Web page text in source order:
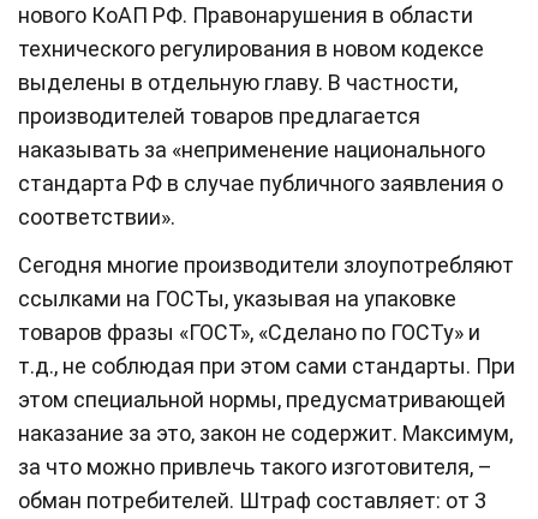
нового КоАП РФ. Правонарушения в области
технического регулирования в новом кодексе
выделены в отдельную главу. В частности,
производителей товаров предлагается
наказывать за «неприменение национального
стандарта РФ в случае публичного заявления о
соответствии».
Сегодня многие производители злоупотребляют
ссылками на ГОСТы, указывая на упаковке
товаров фразы «ГОСТ», «Сделано по ГОСТу» и
т.д., не соблюдая при этом сами стандарты. При
этом специальной нормы, предусматривающей
наказание за это, закон не содержит. Максимум,
за что можно привлечь такого изготовителя, –
обман потребителей. Штраф составляет: от 3